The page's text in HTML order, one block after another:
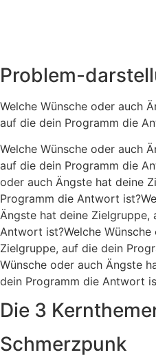
Problem-
Welche Wünsche oder auch
auf die dein Programm die
Welche Wünsche oder auch
auf die dein Programm die
oder auch Ängste hat deine
Programm die Antwort
Ängste hat deine
Antwort ist?Welche
Zielgruppe, auf die dein
Wünsche oder auch Ängste
dein Programm die Antwort
Die 3
Schmerzpunk